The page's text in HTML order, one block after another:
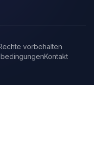
vorbehalten
Kontakt